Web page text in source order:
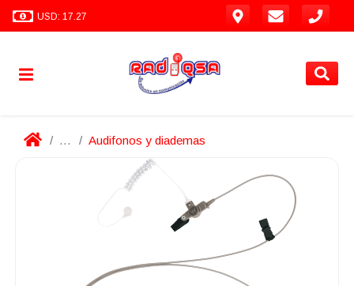
USD: 17.27
... Audifonos y diademas